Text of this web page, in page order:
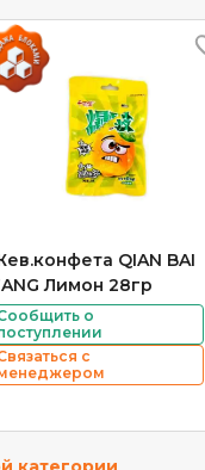
QIAN BAI
Лимон 28гр
о
с